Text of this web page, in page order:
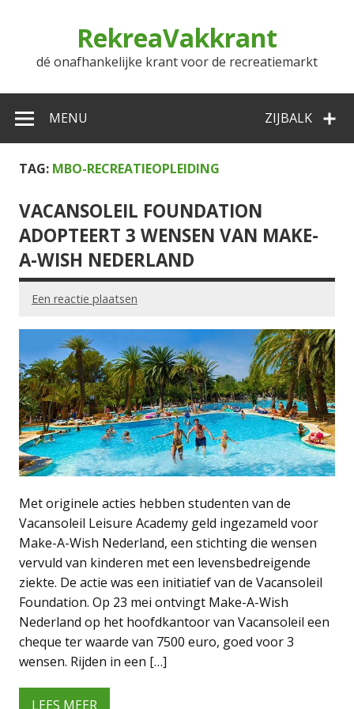
RekreaVakkrant
dé onafhankelijke krant voor de recreatiemarkt
ZIJBALK
MENU
TAG: MBO-RECREATIEOPLEIDING
VACANSOLEIL FOUNDATION
ADOPTEERT 3 WENSEN VAN MAKE-
A-WISH NEDERLAND
Een reactie plaatsen
Met originele acties hebben studenten van de
Vacansoleil Leisure Academy geld ingezameld voor
Make-A-Wish Nederland, een stichting die wensen
vervuld van kinderen met een levensbedreigende
ziekte. De actie was een initiatief van de Vacansoleil
Foundation. Op 23 mei ontvingt Make-A-Wish
Nederland op het hoofdkantoor van Vacansoleil een
cheque ter waarde van 7500 euro, goed voor 3
wensen. Rijden in een […]
LEES MEER